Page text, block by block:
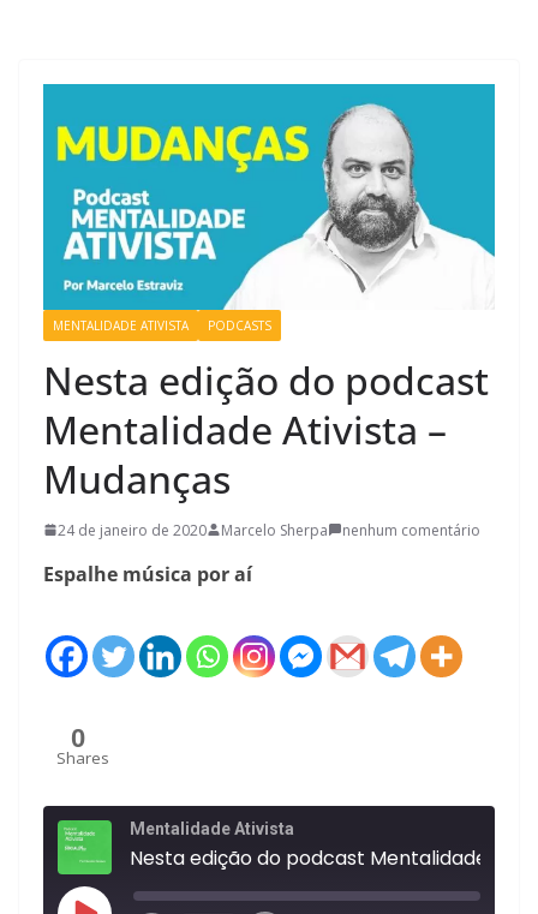
MENTALIDADE ATIVISTA PODCASTS
Nesta edição do podcast
Mentalidade Ativista –
Mudanças
24 de janeiro de 2020 Marcelo Sherpa nenhum comentário
Espalhe música por aí
0
Shares
Mentalidade Ativista